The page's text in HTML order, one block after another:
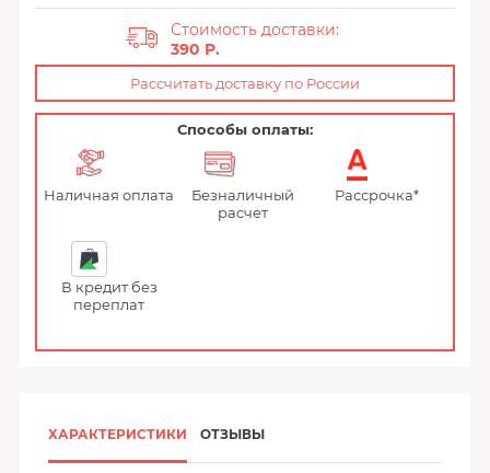
Стоимость доставки:
390 P.
Рассчитать доставку по России
Способы оплаты:
Наличная оплата
Безналичный
расчет
Рассрочка*
В кредит без
переплат
ХАРАКТЕРИСТИКИ ОТЗЫВЫ